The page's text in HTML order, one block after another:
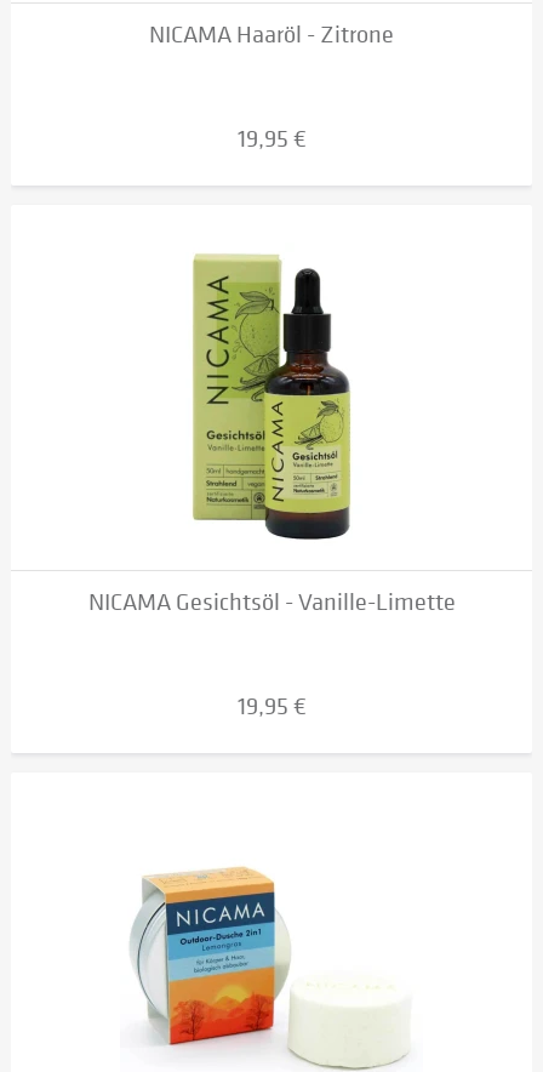
NICAMA Haaröl - Zitrone
19,95 €
NICAMA Gesichtsöl - Vanille-Limette
19,95 €